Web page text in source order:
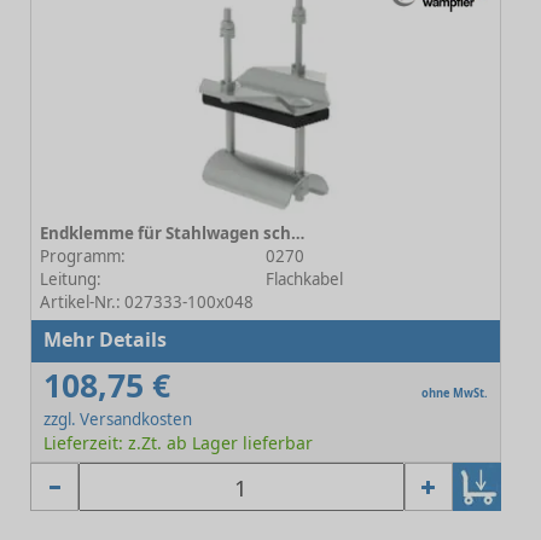
Endklemme für Stahlwagen schwere Baureihe 100x048
Programm:
0270
Leitung:
Flachkabel
Artikel-Nr.: 027333-100x048
Mehr Details
108,75 € ohne MwSt.
zzgl. Versandkosten
Lieferzeit: z.Zt. ab Lager lieferbar